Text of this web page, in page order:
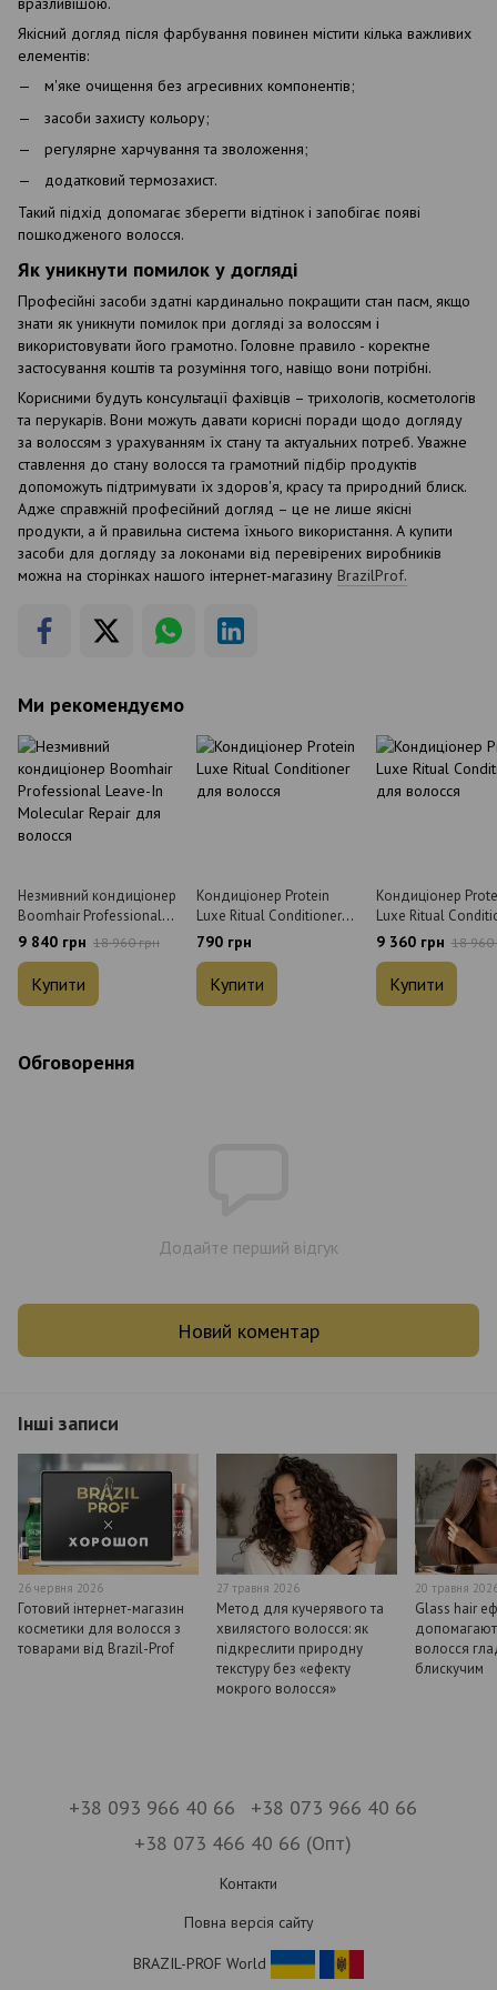
Якісний догляд після фарбування повинен містити кілька важливих
елементів:
м'яке очищення без агресивних компонентів;
засоби захисту кольору;
регулярне харчування та зволоження;
додатковий термозахист.
Такий підхід допомагає зберегти відтінок і запобігає появі
пошкодженого волосся.
Як уникнути помилок у догляді
Професійні засоби здатні кардинально покращити стан пасм, якщо
знати як уникнути помилок при догляді за волоссям і
використовувати його грамотно. Головне правило - коректне
застосування коштів та розуміння того, навіщо вони потрібні.
Корисними будуть консультації фахівців – трихологів, косметологів
та перукарів. Вони можуть давати корисні поради щодо догляду
за волоссям з урахуванням їх стану та актуальних потреб. Уважне
ставлення до стану волосся та грамотний підбір продуктів
допоможуть підтримувати їх здоров'я, красу та природний блиск.
Адже справжній професійний догляд – це не лише якісні
продукти, а й правильна система їхнього використання. А купити
засоби для догляду за локонами від перевірених виробників
можна на сторінках нашого інтернет-магазину BrazilProf.
Ми рекомендуємо
Незмивний кондиціонер
Boomhair Professional
Leave-In Molecular Repair
для волосся 24 x 300 мл
9 840 грн 18 960 грн
Купити
Кондиціонер Protein
Luxe Ritual Conditioner
для волосся 300 мл
790 грн
Купити
Кондиціонер
Luxe Ritual
для волосся 24 x
9 360 грн 18 960
Купити
Обговорення
Додайте перший відгук
Новий коментар
Інші записи
26 червня 2026
Готовий інтернет-магазин
косметики для волосся з
товарами від Brazil-Prof
27 травня 2026
Метод для кучерявого та
хвилястого волосся: як
підкреслити природну
текстуру без «ефекту
мокрого волосся»
20 травня
Glass hair
волосся
блискучим
+38 093 966 40 66
+38 073 966 40 66
+38 073 466 40 66 (Опт)
Контакти
Повна версія сайту
BRAZIL-PROF World